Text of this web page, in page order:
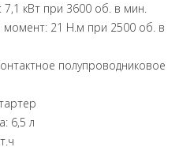
кВт при 3600 об. в мин.
момент: 21 Н.м при 2500 об. в
полупроводниковое
6,5 л